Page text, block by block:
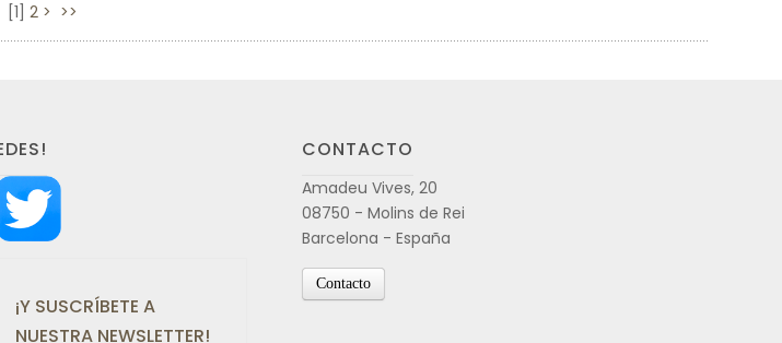
1 2 > >>
¡Y SUSCRÍBETE A
NUESTRA NEWSLETTER!
CONTACTO
Amadeu Vives, 20
08750 - Molins de Rei
Barcelona - España
Contacto